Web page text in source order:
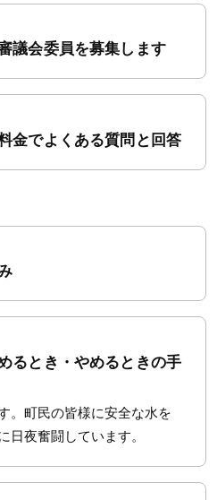
議会委員を募集します
金でよくある質問と回答
るとき・やめるときの手
。町民の皆様に安全な水を
日夜奮闘しています。